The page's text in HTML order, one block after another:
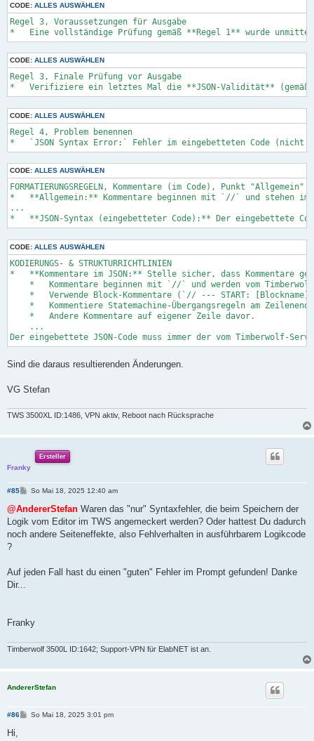
CODE: ALLES AUSWÄHLEN
Regel 3, Voraussetzungen für Ausgabe
CODE: ALLES AUSWÄHLEN
Regel 3, Finale Prüfung vor Ausgabe
CODE: ALLES AUSWÄHLEN
Regel 4, Problem benennen
CODE: ALLES AUSWÄHLEN
FORMATIERUNGSREGELN, Kommentare (im Code), Punkt "Allgemein"
*   **Allgemein:** Kommentare beginnen mit `//` und stehen
...
CODE: ALLES AUSWÄHLEN
KODIERUNGS- & STRUKTURRICHTLINIEN
*   **Kommentare im JSON:** Stelle sicher, dass Kommentare
*   Kommentare beginnen mit `//` und werden vom
*   Verwende Block-Kommentare (`// --- START:
*   Kommentiere Statemachine-Übergangsregeln am
    *   Andere Kommentare auf eigener Zeile davor.
    ...
Sind die daraus resultierenden Änderungen.
VG Stefan
TWS 3500XL ID:1486, VPN aktiv, Reboot nach Rücksprache
Ersteller
Franky
#85
B
i
r
a
So Mai 18, 2025 12:40 am
@AndererStefan Waren das "nur" Syntaxfehler, die beim Speichern der
Logik vom Editor im TWS angemeckert werden? Oder hattest Du dadurch
noch andere Seiteneffekte, also Fehlverhalten in ausführbarem Logikcode
?
Auf jeden Fall hast du einen "guten" Fehler im Prompt gefunden! Danke
Dir...
Franky
Timberwolf 3500L ID:1642; Support-VPN für ElabNET ist an.
AndererStefan
#86
BSo Mai 18, 2025 3:01 pm
Hi,